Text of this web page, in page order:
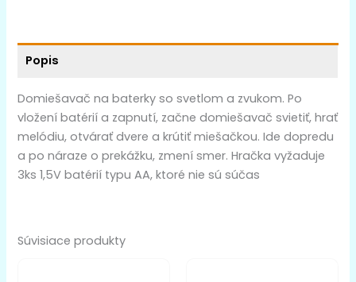
Popis
Domiešavač na baterky so svetlom a zvukom. Po
vložení batérií a zapnutí, začne domiešavač svietiť, hrať
melódiu, otvárať dvere a krútiť miešačkou. Ide dopredu
a po náraze o prekážku, zmení smer. Hračka vyžaduje
3ks 1,5V batérií typu AA, ktoré nie sú súčas
Súvisiace produkty